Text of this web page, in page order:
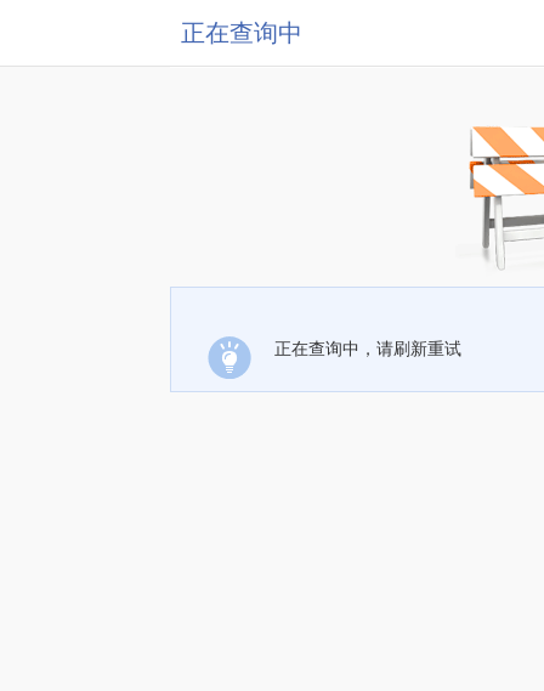
正在查询中
正在查询中，请刷新重试